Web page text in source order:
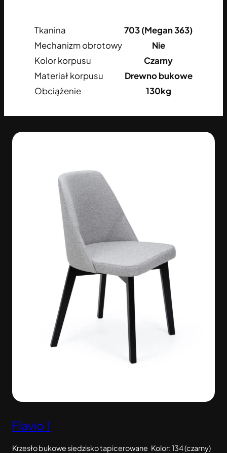
Tkanina
703 (Megan 363)
Mechanizm obrotowy
Nie
Kolor korpusu
Czarny
Materiał korpusu
Drewno bukowe
Obciążenie
130kg
Flavio 1
Krzesło bukowe siedzisko tapicerowane Kolor: 134 (czarny)